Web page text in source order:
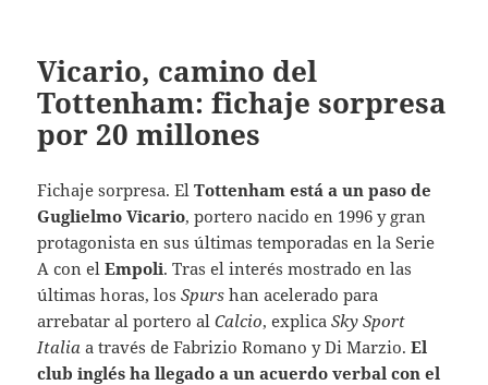
Vicario, camino del
Tottenham: fichaje sorpresa
por 20 millones
Fichaje sorpresa. ElTottenham está a un paso de
Guglielmo Vicario, portero nacido en 1996 y gran
protagonista en sus últimas temporadas en la Serie
A con elEmpoli. Tras el interés mostrado en las
últimas horas, losSpurs han acelerado para
arrebatar al portero alCalcio, explicaSky Sport
Italia a través de Fabrizio Romano y Di Marzio.El
club inglés ha llegado a un acuerdo verbal con el